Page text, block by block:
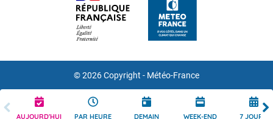
AUJOURD'HUI PAR HEURE DEMAIN WEEK-END 7 JOURS
© 2026 Copyright - Météo-France